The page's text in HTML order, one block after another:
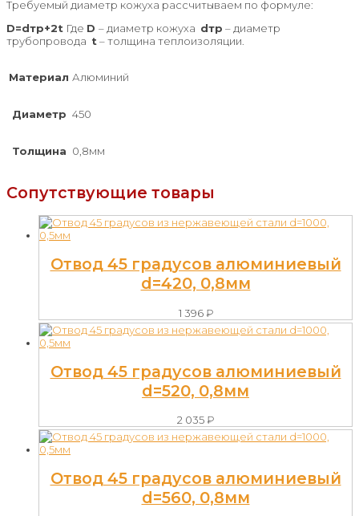
Требуемый диаметр кожуха рассчитываем по формуле:
D=dтр+2t Где D – диаметр кожуха dтр – диаметр
трубопровода t – толщина теплоизоляции.
Материал Алюминий
Диаметр 450
Толщина 0,8мм
Сопутствующие товары
Отвод 45 градусов алюминиевый
d=420, 0,8мм
1 396₽
Отвод 45 градусов алюминиевый
d=520, 0,8мм
2 035₽
Отвод 45 градусов алюминиевый
d=560, 0,8мм